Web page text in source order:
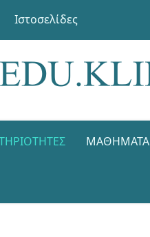
Ιστοσελίδες
ΜΑΘΉΜΑΤΑ